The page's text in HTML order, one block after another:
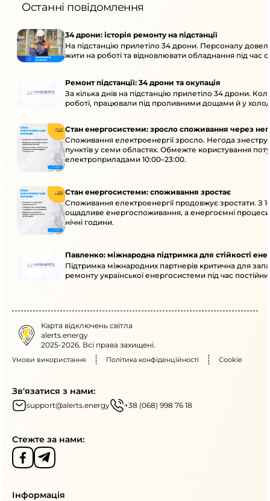
Останні повідомлення
34 дрони: історія ремонту на підстанції
На підстанцію прилетіло 34 дрони. Персоналу
жити на роботі та відновлювати обладнання під час
Ремонт підстанції: 34 дрони та окупація
За кілька днів на підстанцію прилетіло 34 дрони.
роботі, працювали під проливними дощами й у
Стан енергосистеми: зросло споживання через
Споживання електроенергії зросло. Негода
пунктів у семи областях. Обмежте користування
електроприладами 10:00–23:00.
Стан енергосистеми: споживання зростає
Споживання електроенергії продовжує зростати. З
ощадливе енергоспоживання, а енергоємні
нічні години.
Павленко: міжнародна підтримка для стійкості
Підтримка міжнародних партнерів критична для
ремонту української енергосистеми під час
Карта відключень світла
alerts.energy
2025-2026. Всі права захищені.
Умови використання Політика конфіденційності Cookie
Зв'язатися з нами:
support@alerts.energy +38 (068) 998 76 18
Стежте за нами:
Інформація